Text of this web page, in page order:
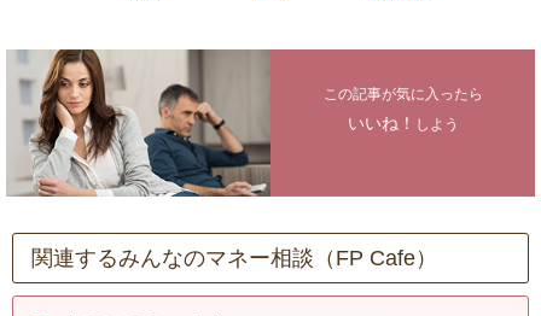
この記事が気に入ったら
いいね！ しよう
関連するみんなのマネー相談（FP Cafe）